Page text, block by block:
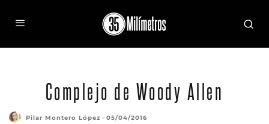
Complejo de Woody Allen
Pilar Montero López · 05/04/2016